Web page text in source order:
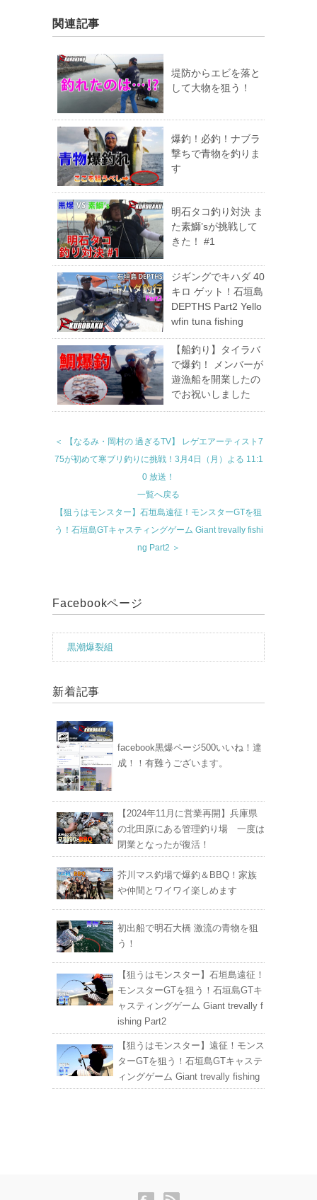
関連記事
堤防からエビを落と
して大物を狙う！
爆釣！必釣！ナブラ
撃ちで青物を釣りま
す
明石タコ釣り対決 ま
た素鰤’sが挑戦して
きた！ #1
ジギングでキハダ 40
キロ ゲット！石垣島
DEPTHS Part2 Yello
wfin tuna fishing
【船釣り】タイラバ
で爆釣！ メンバーが
遊漁船を開業したの
でお祝いしました
＜ 【なるみ・岡村の 過ぎるTV】 レゲエアーティスト7
75が初めて寒ブリ釣りに挑戦！3月4日（月）よる 11:1
0 放送！
一覧へ戻る
【狙うはモンスター】石垣島遠征！モンスターGTを狙
う！石垣島GTキャスティングゲーム Giant trevally fishi
ng Part2 ＞
Facebookページ
黒潮爆裂組
新着記事
facebook黒爆ページ500いいね！達
成！！有難うございます。
【2024年11月に営業再開】兵庫県
の北田原にある管理釣り場 一度は
閉業となったが復活！
芥川マス釣場で爆釣＆BBQ！家族
や仲間とワイワイ楽しめます
初出船で明石大橋 激流の青物を狙
う！
【狙うはモンスター】石垣島遠征！
モンスターGTを狙う！石垣島GTキ
ャスティングゲーム Giant trevally f
ishing Part2
【狙うはモンスター】遠征！モンス
ターGTを狙う！石垣島GTキャステ
ィングゲーム Giant trevally fishing